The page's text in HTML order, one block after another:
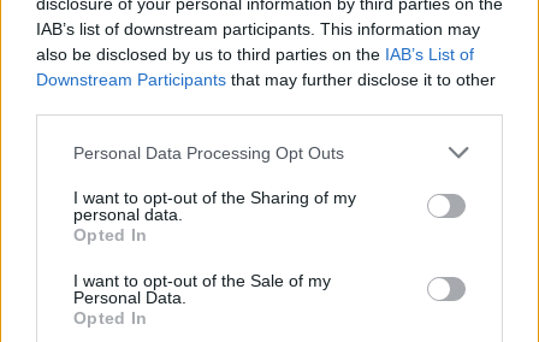
IAB’s list of downstream participants. This information may
also be disclosed by us to third parties on the IAB’s List of
Downstream Participants that may further disclose it to other
Personal Data Processing Opt Outs
I want to opt-out of the Sharing of my
personal data.
Opted In
I want to opt-out of the Sale of my
Personal Data.
Opted In
(Videos) Από τη συνεργασία στη σύγκρουση: Η
συνέντευξη Γ. Μαστροκούκου και Μ. Πλάτση και τα